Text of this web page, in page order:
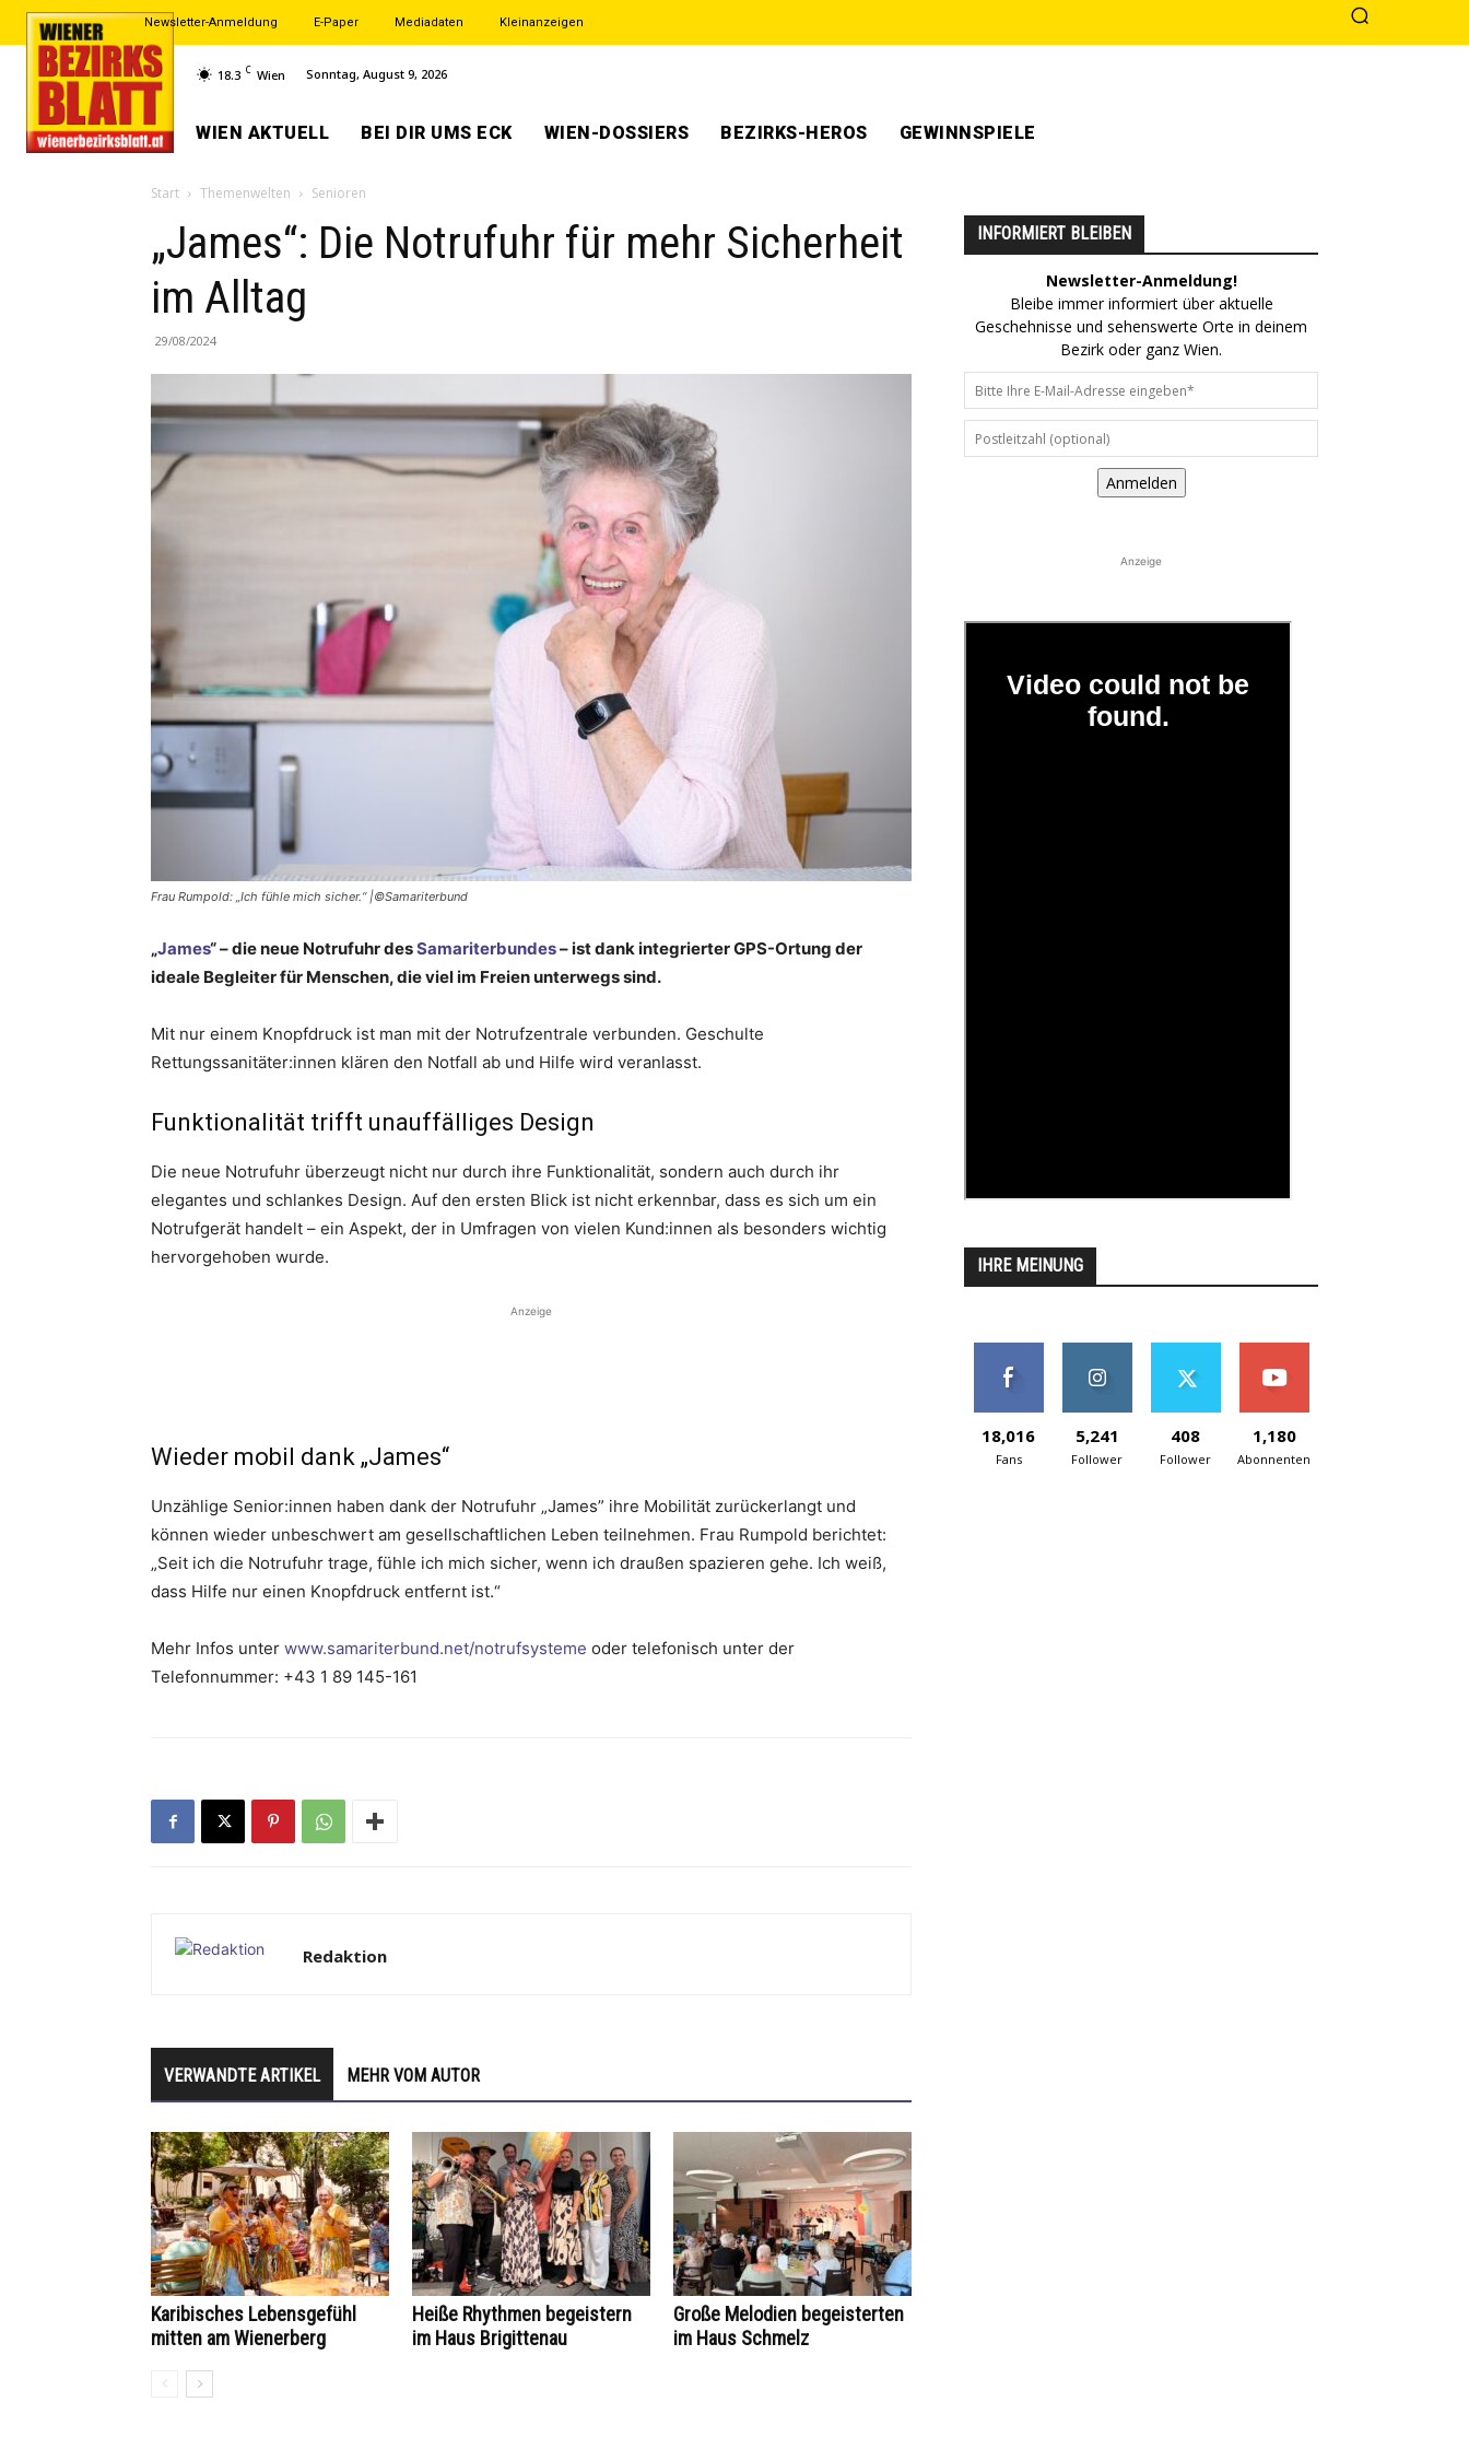
Newsletter-Anmeldung E-Paper Mediadaten Kleinanzeigen
18.3 C Wien Sonntag, August 9, 2026
WIEN AKTUELL BEI DIR UMS ECK WIEN-DOSSIERS BEZIRKS-HEROS GEWINNSPIELE
Start Themenwelten Senioren
„James“: Die Notrufuhr für mehr Sicherheit
im Alltag
29/08/2024
Frau Rumpold: „Ich fühle mich sicher.“ |©Samariterbund
„James“ – die neue Notrufuhr desSamariterbundes– ist dank integrierter GPS-Ortung der
ideale Begleiter für Menschen, die viel im Freien unterwegs sind.
Mit nur einem Knopfdruck ist man mit der Notrufzentrale verbunden. Geschulte
Rettungssanitäter:innen klären den Notfall ab und Hilfe wird veranlasst.
Funktionalität trifft unauffälliges Design
Die neue Notrufuhr überzeugt nicht nur durch ihre Funktionalität, sondern auch durch ihr
elegantes und schlankes Design. Auf den ersten Blick ist nicht erkennbar, dass es sich um ein
Notrufgerät handelt – ein Aspekt, der in Umfragen von vielen Kund:innen als besonders wichtig
hervorgehoben wurde.
Anzeige
Wieder mobil dank „James“
Unzählige Senior:innen haben dank der Notrufuhr „James” ihre Mobilität zurückerlangt und
können wieder unbeschwert am gesellschaftlichen Leben teilnehmen. Frau Rumpold berichtet:
„Seit ich die Notrufuhr trage, fühle ich mich sicher, wenn ich draußen spazieren gehe. Ich weiß,
dass Hilfe nur einen Knopfdruck entfernt ist.“
Mehr Infos unter www.samariterbund.net/notrufsysteme oder telefonisch unter der
Telefonnummer: +43 1 89 145-161
Redaktion
VERWANDTE ARTIKEL MEHR VOM AUTOR
Karibisches Lebensgefühl
mitten am Wienerberg
Heiße Rhythmen begeistern
im Haus Brigittenau
Große Melodien begeisterten
im Haus Schmelz
INFORMIERT BLEIBEN
Newsletter-Anmeldung!
Bleibe immer informiert über aktuelle
Geschehnisse und sehenswerte Orte in deinem
Bezirk oder ganz Wien.
Anmelden
Anzeige
IHRE MEINUNG
18,016
Fans
5,241
Follower
408
Follower
1,180
Abonnenten